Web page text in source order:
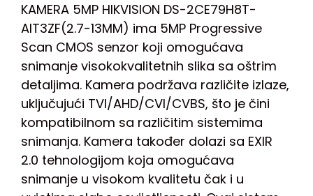
KAMERA 5MP HIKVISION DS-2CE79H8T-
AIT3ZF(2.7-13MM) ima 5MP Progressive
Scan CMOS senzor koji omogućava
snimanje visokokvalitetnih slika sa oštrim
detaljima. Kamera podržava različite izlaze,
uključujući TVI/AHD/CVI/CVBS, što je čini
kompatibilnom sa različitim sistemima
snimanja. Kamera također dolazi sa EXIR
2.0 tehnologijom koja omogućava
snimanje u visokom kvalitetu čak i u